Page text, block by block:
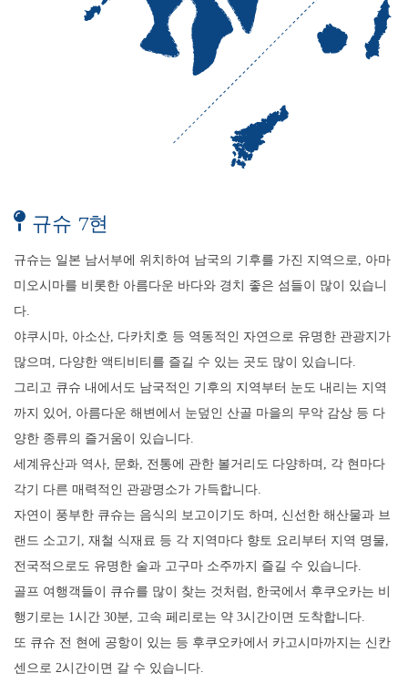
규슈 7현
규슈는 일본 남서부에 위치하여 남국의 기후를 가진 지역으로, 아마
미오시마를 비롯한 아름다운 바다와 경치 좋은 섬들이 많이 있습니
다.
야쿠시마, 아소산, 다카치호 등 역동적인 자연으로 유명한 관광지가
많으며, 다양한 액티비티를 즐길 수 있는 곳도 많이 있습니다.
그리고 큐슈 내에서도 남국적인 기후의 지역부터 눈도 내리는 지역
까지 있어, 아름다운 해변에서 눈덮인 산골 마을의 무악 감상 등 다
양한 종류의 즐거움이 있습니다.
세계유산과 역사, 문화, 전통에 관한 볼거리도 다양하며, 각 현마다
각기 다른 매력적인 관광명소가 가득합니다.
자연이 풍부한 큐슈는 음식의 보고이기도 하며, 신선한 해산물과 브
랜드 소고기, 재철 식재료 등 각 지역마다 향토 요리부터 지역 명물,
전국적으로도 유명한 술과 고구마 소주까지 즐길 수 있습니다.
골프 여행객들이 큐슈를 많이 찾는 것처럼, 한국에서 후쿠오카는 비
행기로는 1시간 30분, 고속 페리로는 약 3시간이면 도착합니다.
또 큐슈 전 현에 공항이 있는 등 후쿠오카에서 카고시마까지는 신칸
센으로 2시간이면 갈 수 있습니다.